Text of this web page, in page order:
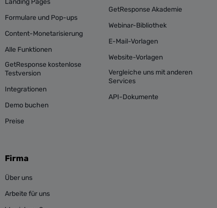
Landing Pages
Formulare und Pop-ups
Content-Monetarisierung
Alle Funktionen
GetResponse kostenlose
Testversion
Integrationen
Demo buchen
Preise
GetResponse Akademie
Webinar-Bibliothek
E-Mail-Vorlagen
Website-Vorlagen
Vergleiche uns mit anderen
Services
API-Dokumente
Firma
Über uns
Arbeite für uns